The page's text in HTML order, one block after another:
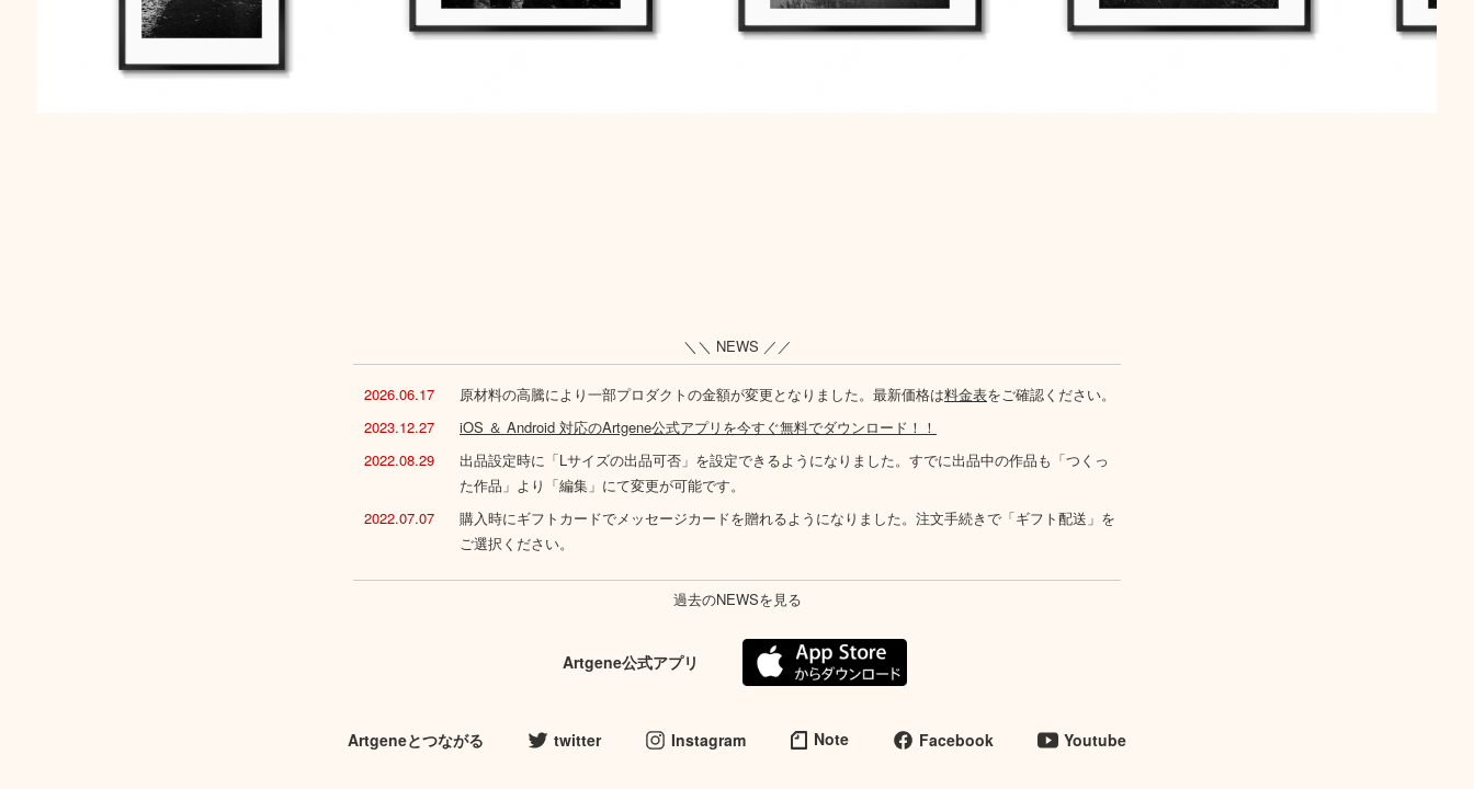
＼＼ NEWS ／／
2026.06.17 原材料の高騰により一部プロダクトの金額が変更となりました。最新価格は料金表をご確認ください。
2023.12.27
iOS ＆ Android 対応のArtgene公式アプリを今すぐ無料でダウンロード！！
2022.08.29
出品設定時に「Lサイズの出品可否」を設定できるようになりました。すでに出品中の作品も「つくっ
た作品」より「編集」にて変更が可能です。
2022.07.07
購入時にギフトカードでメッセージカードを贈れるようになりました。注文手続きで「ギフト配送」を
ご選択ください。
過去のNEWSを見る
Artgene公式アプリ
Artgeneとつながる twitter Instagram Note Facebook Youtube